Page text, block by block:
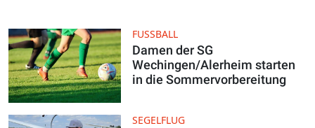
FUSSBALL
Damen der SG
Wechingen/Alerheim starten
in die Sommervorbereitung
SEGELFLUG